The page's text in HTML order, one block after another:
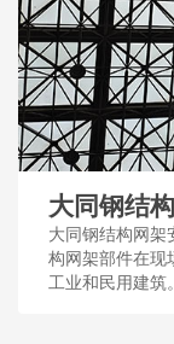
大同钢结
大同钢结构网架
构网架部件在现
工业和民用建筑